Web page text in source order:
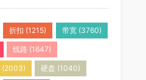
折扣 (1215) 带宽(3760)
线路 (1647)
(2003) 硬盘 (1040)